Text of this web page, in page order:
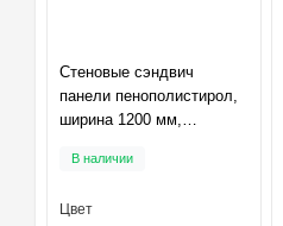
Стеновые сэндвич
панели пенополистирол,
ширина 1200 мм,
В наличии
Цвет